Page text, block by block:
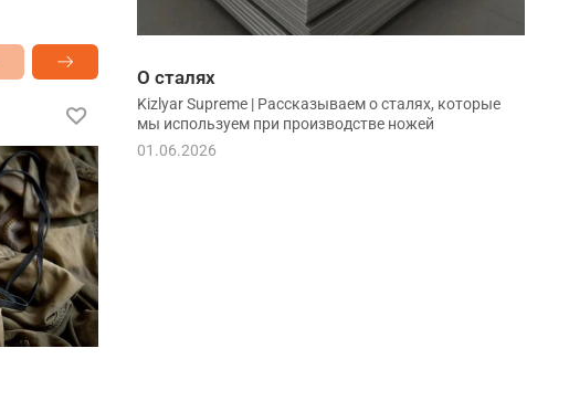
О сталях
Kizlyar Supreme | Рассказываем о сталях, которые
мы используем при производстве ножей
01.06.2026